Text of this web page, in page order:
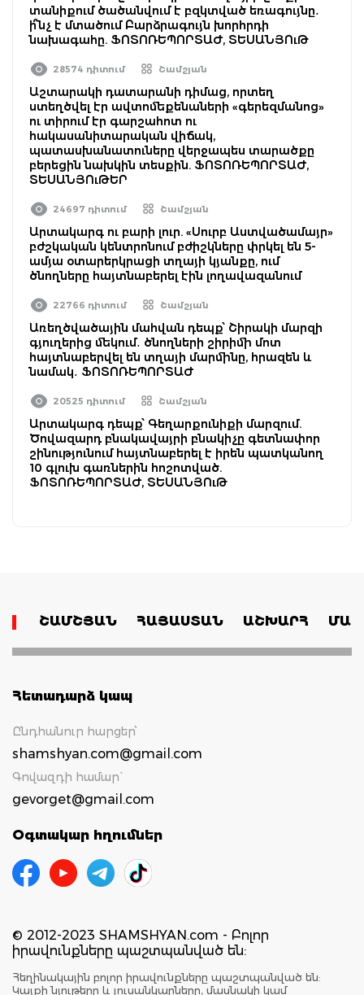
տանիքում ծածանվում է բզկտված եռագույնը․
ի՞նչ է մտածում Բարձրագույն խորհրդի
նախագահը. ՖՈՏՈՌԵՊՈՐՏԱԺ, ՏԵՍԱՆՅՈւԹ
28574 դիտում Շամշյան
Աշտարակի դատարանի դիմաց, որտեղ
ստեղծվել էր ավտոմեքենաների «գերեզմանոց»
ու տիրում էր գարշահոտ ու
հակասանիտարական վիճակ,
պատասխանատուները վերջապես տարածքը
բերեցին նախկին տեսքին. ՖՈՏՈՌԵՊՈՐՏԱԺ,
ՏԵՍԱՆՅՈւԹԵՐ
24697 դիտում Շամշյան
Արտակարգ ու բարի լուր. «Սուրբ Աստվածամայր»
բժշկական կենտրոնում բժիշկները փրկել են 5-
ամյա օտարերկրացի տղայի կյանքը, ում
ծնողները հայտնաբերել էին լողավազանում
22766 դիտում Շամշյան
Առեղծվածային մահվան դեպք՝ Շիրակի մարզի
գյուղերից մեկում․ ծնողների շիրիմի մոտ
հայտնաբերվել են տղայի մարմինը, հրազեն և
նամակ․ ՖՈՏՈՌԵՊՈՐՏԱԺ
20525 դիտում Շամշյան
Արտակարգ դեպք՝ Գեղարքունիքի մարզում.
Ծովազարդ բնակավայրի բնակիչը գետնափոր
շինությունում հայտնաբերել է իրեն պատկանող
10 գլուխ գառներին հոշոտված.
ՖՈՏՈՌԵՊՈՐՏԱԺ, ՏԵՍԱՆՅՈւԹ
ՇԱՄՇՅԱՆ ՀԱՅԱՍՏԱՆ ԱՇԽԱՐՀ
Հետադարձ կապ
Ընդհանուր հարցեր՝
shamshyan.com@gmail.com
Գովազդի համար`
gevorget@gmail.com
Օգտակար հղումներ
© 2012-2023 SHAMSHYAN.com - Բոլոր
իրավունքները պաշտպանված են:
Հեղինակային բոլոր իրավունքները պաշտպանված են:
Կայքի նյութերը և լուսանկարները, մասնակի կամ